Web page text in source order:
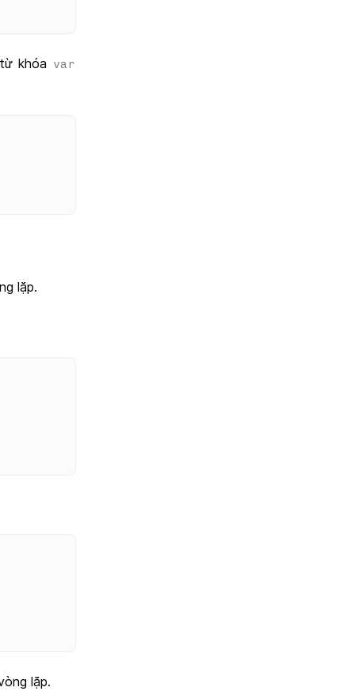
khóa var
lặp.
lặp.